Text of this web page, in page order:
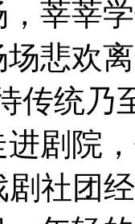
莘莘
悲欢
传统乃
剧院
剧社团